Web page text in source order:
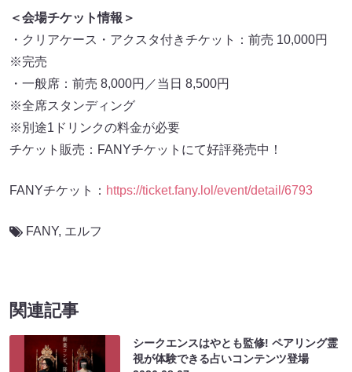
＜会場チケット情報＞
・クリアケース・アクスタ付きチケット：前売 10,000円
※完売
・一般席：前売 8,000円／当日 8,500円
※全席スタンディング
※別途1ドリンクの料金が必要
チケット販売：FANYチケットにて好評発売中！
FANYチケット： https://ticket.fany.lol/event/detail/6793
FANY, エルフ
関連記事
シークエンスはやとも監修! ペアリング霊
視が体験できる占いコンテンツ登場